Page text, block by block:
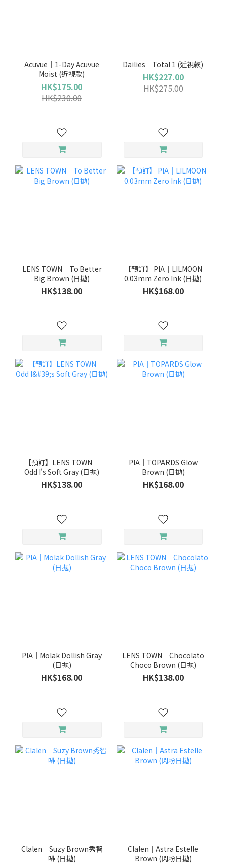
Acuvue｜1-Day Acuvue
Moist (近視款)
HK$175.00
HK$230.00
Dailies｜Total 1 (近視款)
HK$227.00
HK$275.00
LENS TOWN｜To Better
Big Brown (日拋)
HK$138.00
【預訂】 PIA｜LILMOON
0.03mm Zero Ink (日拋)
HK$168.00
【預訂】LENS TOWN｜
Odd I's Soft Gray (日拋)
HK$138.00
PIA｜TOPARDS Glow
Brown (日拋)
HK$168.00
PIA｜Molak Dollish Gray
(日拋)
HK$168.00
LENS TOWN｜Chocolato
Choco Brown (日拋)
HK$138.00
Clalen｜Suzy Brown秀智
啡 (日拋)
Clalen｜Astra Estelle
Brown (閃粉日拋)